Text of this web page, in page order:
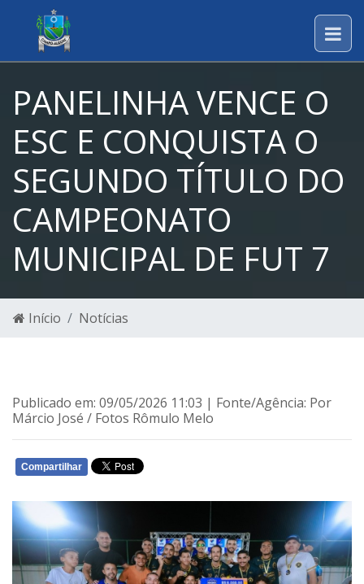
PANELINHA VENCE O
ESC E CONQUISTA O
SEGUNDO TÍTULO DO
CAMPEONATO
MUNICIPAL DE FUT 7
Início Notícias
Publicado em: 09/05/2026 11:03 | Fonte/Agência: Por
Márcio José / Fotos Rômulo Melo
Compartilhar